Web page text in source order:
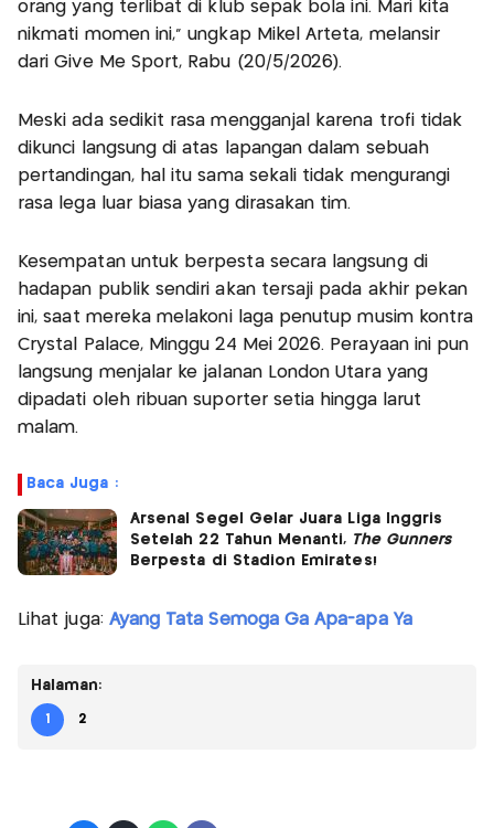
orang yang terlibat di klub sepak bola ini. Mari kita
nikmati momen ini," ungkap Mikel Arteta, melansir
dari Give Me Sport, Rabu (20/5/2026).
Meski ada sedikit rasa mengganjal karena trofi tidak
dikunci langsung di atas lapangan dalam sebuah
pertandingan, hal itu sama sekali tidak mengurangi
rasa lega luar biasa yang dirasakan tim.
Kesempatan untuk berpesta secara langsung di
hadapan publik sendiri akan tersaji pada akhir pekan
ini, saat mereka melakoni laga penutup musim kontra
Crystal Palace, Minggu 24 Mei 2026. Perayaan ini pun
langsung menjalar ke jalanan London Utara yang
dipadati oleh ribuan suporter setia hingga larut
malam.
Baca Juga :
Arsenal Segel Gelar Juara Liga Inggris
Setelah 22 Tahun Menanti, The Gunners
Berpesta di Stadion Emirates!
Lihat juga: Ayang Tata Semoga Ga Apa-apa Ya
Halaman:
1 2